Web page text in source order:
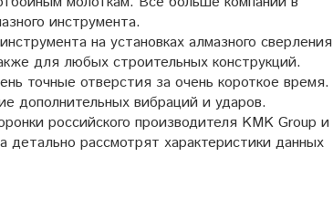
инструмента.
на установках алмазного сверления
для любых строительных конструкций.
точные отверстия за очень короткое время.
дополнительных вибраций и ударов.
российского производителя KMK Group и
рассмотрят характеристики данных